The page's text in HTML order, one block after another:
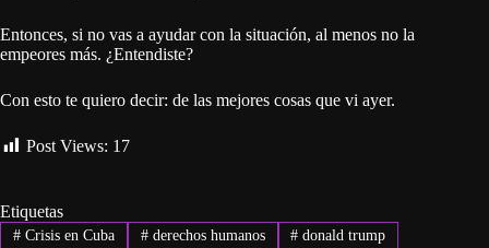
Entonces, si no vas a ayudar con la situación, al menos no la
empeores más. ¿Entendiste?
Con esto te quiero decir: de las mejores cosas que vi ayer.
Post Views: 17
Etiquetas
#Crisis en Cuba #derechos humanos # donald trump